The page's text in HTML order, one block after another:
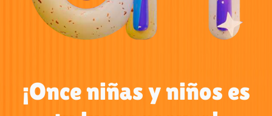
¡Once niñas y niños es